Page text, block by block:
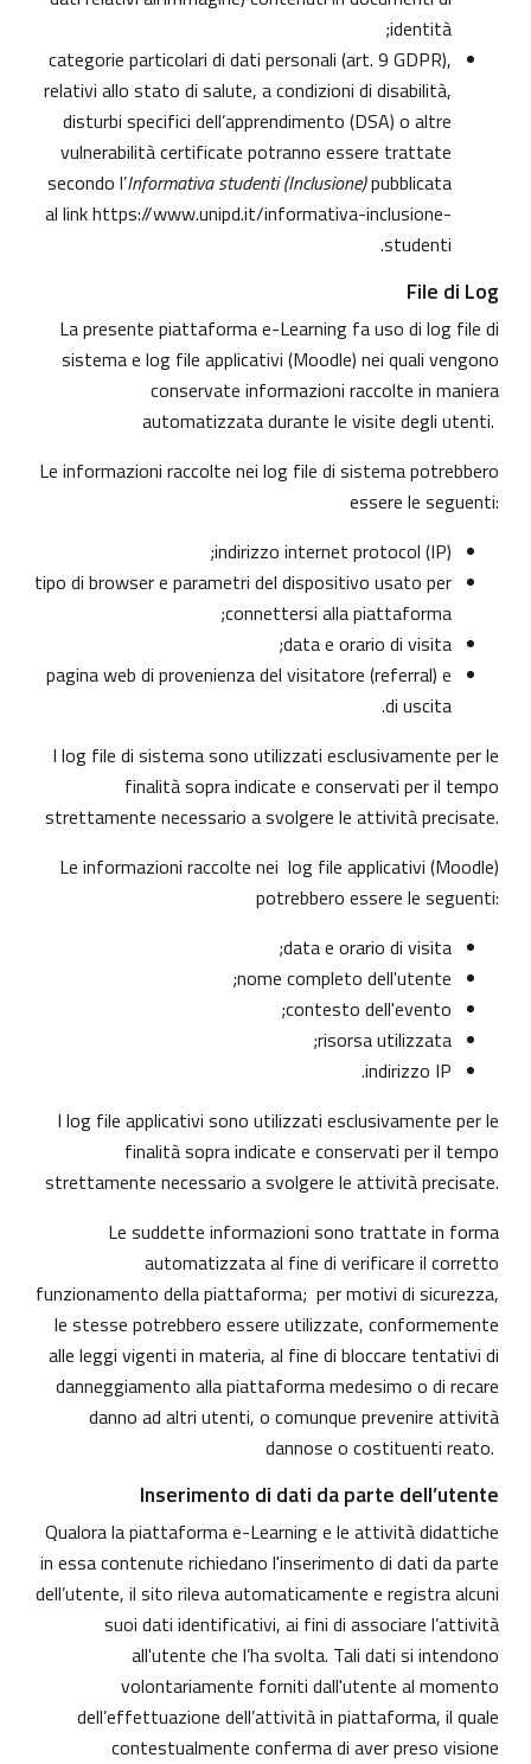
identità;
categorie particolari di dati personali (art. 9 GDPR),
relativi allo stato di salute, a condizioni di disabilità,
disturbi specifici dell’apprendimento (DSA) o altre
vulnerabilità certificate potranno essere trattate
secondo l’Informativa studenti (Inclusione)pubblicata
al linkhttps://www.unipd.it/informativa-inclusione-
studenti
.
File di Log
La presente piattaforma e-Learning fa uso di log file di
sistema e log file applicativi (Moodle) nei quali vengono
conservate informazioni raccolte in maniera
automatizzata durante le visite degli utenti.
Le informazioni raccolte nei log file di sistema potrebbero
essere le seguenti:
indirizzo internet protocol (IP);
tipo di browser e parametri del dispositivo usato per
connettersi alla piattaforma;
data e orario di visita;
pagina web di provenienza del visitatore (referral) e
di uscita.
I log file di sistema sono utilizzati esclusivamente per le
finalità sopra indicate e conservati per il tempo
strettamente necessario a svolgere le attività precisate.
Le informazioni raccolte nei log file applicativi (Moodle)
potrebbero essere le seguenti:
data e orario di visita;
nome completo dell'utente;
contesto dell'evento;
risorsa utilizzata;
indirizzo IP.
I log file applicativi sono utilizzati esclusivamente per le
finalità sopra indicate e conservati per il tempo
strettamente necessario a svolgere le attività precisate.
Le suddette informazioni sono trattate in forma
automatizzata al fine di verificare il corretto
funzionamento della piattaforma; per motivi di sicurezza,
le stesse potrebbero essere utilizzate, conformemente
alle leggi vigenti in materia, al fine di bloccare tentativi di
danneggiamento alla piattaforma medesimo o di recare
danno ad altri utenti, o comunque prevenire attività
dannose o costituenti reato.
Inserimento di dati da parte dell’utente
Qualora la piattaforma e-Learning e le attività didattiche
in essa contenute richiedano l'inserimento di dati da parte
dell’utente, il sito rileva automaticamente e registra alcuni
suoi dati identificativi, ai fini di associare l’attività
all'utente che l’ha svolta. Tali dati si intendono
volontariamente forniti dall'utente al momento
dell’effettuazione dell’attività in piattaforma, il quale
contestualmente conferma di aver preso visione